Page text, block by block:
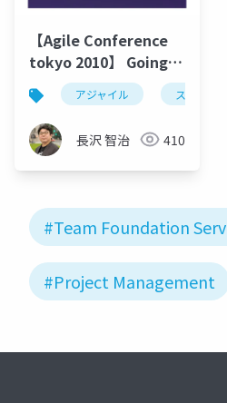
【Agile Conference
tokyo 2010】 Going
Agile with Tool
アジャイル スクラム
長沢 智治 410
#Team Foundation
#Project Management